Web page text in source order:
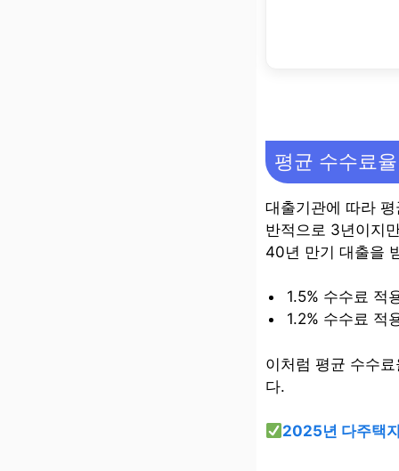
평균 수수료율
대출기관에 따라
반적으로 3년이지
40년 만기 대출을
1.5% 수수료
1.2% 수수료
이처럼 평균 수수
다.
2025년 다주택